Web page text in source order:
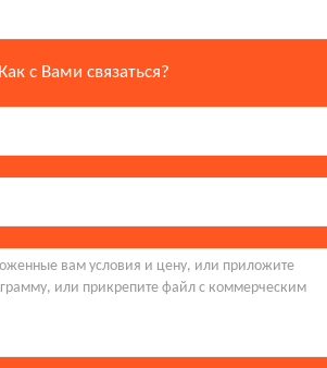
Как с Вами связаться?